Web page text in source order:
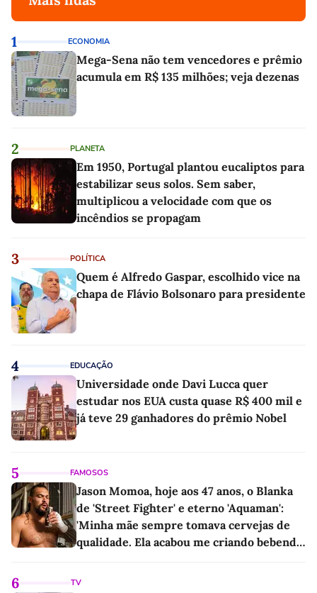
1 ECONOMIA
Mega-Sena não tem vencedores e prêmio
acumula em R$ 135 milhões; veja dezenas
2 PLANETA
Em 1950, Portugal plantou eucaliptos para
estabilizar seus solos. Sem saber,
multiplicou a velocidade com que os
incêndios se propagam
3 POLÍTICA
Quem é Alfredo Gaspar, escolhido vice na
chapa de Flávio Bolsonaro para presidente
4 EDUCAÇÃO
Universidade onde Davi Lucca quer
estudar nos EUA custa quase R$ 400 mil e
já teve 29 ganhadores do prêmio Nobel
5 FAMOSOS
Jason Momoa, hoje aos 47 anos, o Blanka
de 'Street Fighter' e eterno 'Aquaman':
'Minha mãe sempre tomava cervejas de
qualidade. Ela acabou me criando bebendo
6 TV